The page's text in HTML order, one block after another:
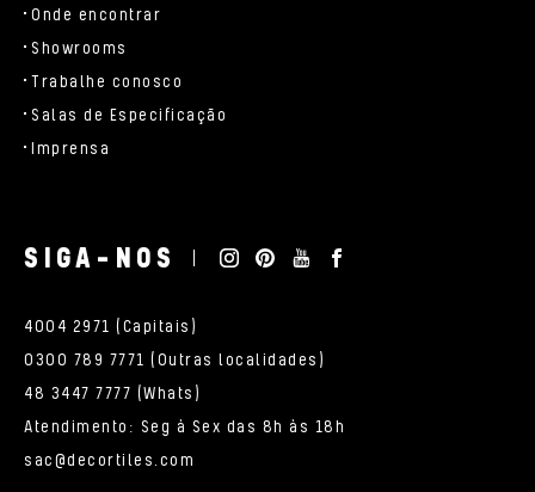
Onde encontrar
Showrooms
Trabalhe conosco
Salas de Especificação
Imprensa
SIGA-NOS
4004 2971 (Capitais)
0300 789 7771 (Outras localidades)
48 3447 7777 (Whats)
Atendimento: Seg à Sex das 8h às 18h
sac@decortiles.com